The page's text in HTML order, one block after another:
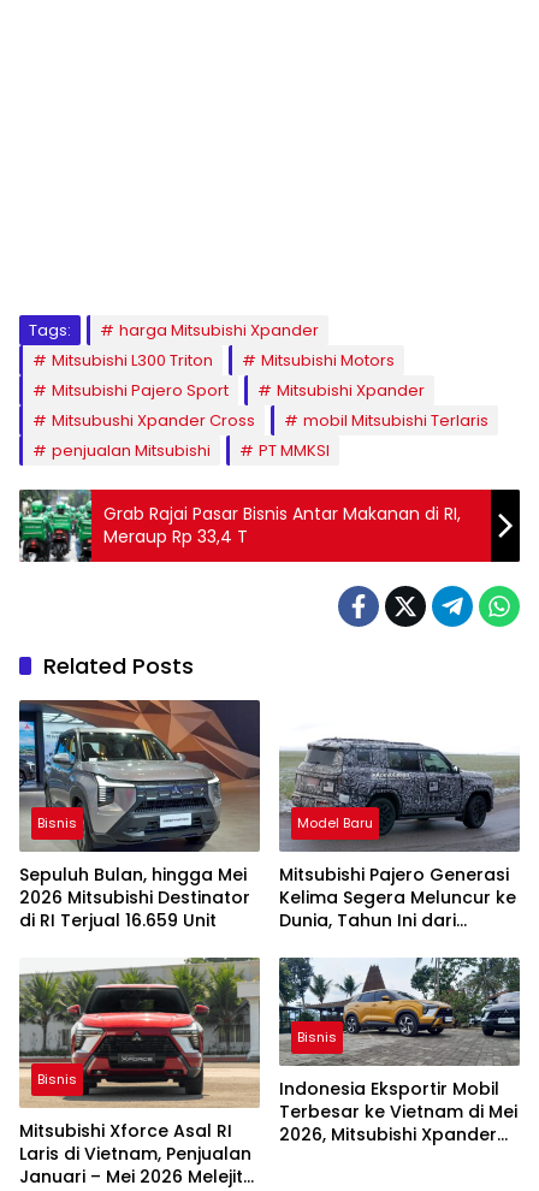
Tags:
harga Mitsubishi Xpander
Mitsubishi L300 Triton
Mitsubishi Motors
Mitsubishi Pajero Sport
Mitsubishi Xpander
Mitsubushi Xpander Cross
mobil Mitsubishi Terlaris
penjualan Mitsubishi
PT MMKSI
Grab Rajai Pasar Bisnis Antar Makanan di RI,
Meraup Rp 33,4 T
Related Posts
Bisnis
Sepuluh Bulan, hingga Mei
2026 Mitsubishi Destinator
di RI Terjual 16.659 Unit
Model Baru
Mitsubishi Pajero Generasi
Kelima Segera Meluncur ke
Dunia, Tahun Ini dari
Bisnis
Mitsubishi Xforce Asal RI
Laris di Vietnam, Penjualan
Januari – Mei 2026 Melejit
Bisnis
Indonesia Eksportir Mobil
Terbesar ke Vietnam di Mei
2026, Mitsubishi Xpander